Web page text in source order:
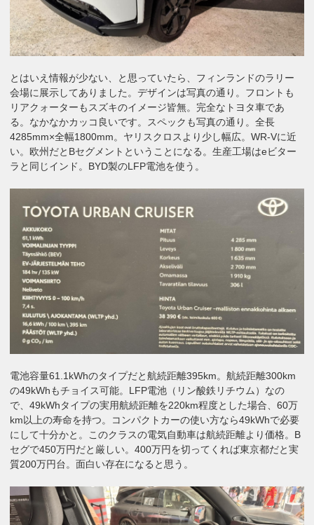
とはいえ情報が少ない、と思っていたら、フィンランドのラリー
会場に展示してありました。デザインは写真の通り。フロントも
リアクォーターもスズキのイメージ皆無。完全なトヨタ車であ
る。なかなかカッコ良いです。スペックも写真の通り。全長
4285mm×全幅1800mm。ヤリスクロスより少し幅広。WR-Vに近
い。欧州だとBセグメントということになる。生産工場はeビター
ラと同じインド。BYD製のLFP電池を使う。
電池容量61.1kWhのタイプだと航続距離395km。航続距離300km
の49kWhもチョイス可能。LFP電池（リン酸鉄リチウム）なの
で、49kWhタイプの実用航続距離を220km程度とした場合、60万
km以上の寿命を持つ。コンパクトカーの使い方なら49kWhで必要
にして十分かと。このクラスの電気自動車は航続距離より価格。B
セグで450万円だと厳しい。400万円を切ってくれば東京都だと実
質200万円台。面白い存在になると思う。